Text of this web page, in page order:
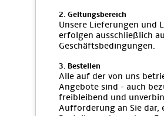
2. Geltungsbereich
Unsere Lieferungen und
erfolgen ausschließlich
Geschäftsbedingungen.
3. Bestellen
Alle auf der von uns
Angebote sind - auch
freibleibend und
Aufforderung an Sie dar,